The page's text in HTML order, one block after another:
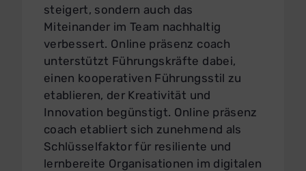
steigert, sondern auch das
Miteinander im Team nachhaltig
verbessert. Online präsenz coach
unterstützt Führungskräfte dabei,
einen kooperativen Führungsstil zu
etablieren, der Kreativität und
Innovation begünstigt. Online präsenz
coach etabliert sich zunehmend als
Schlüsselfaktor für resiliente und
lernbereite Organisationen im digitalen